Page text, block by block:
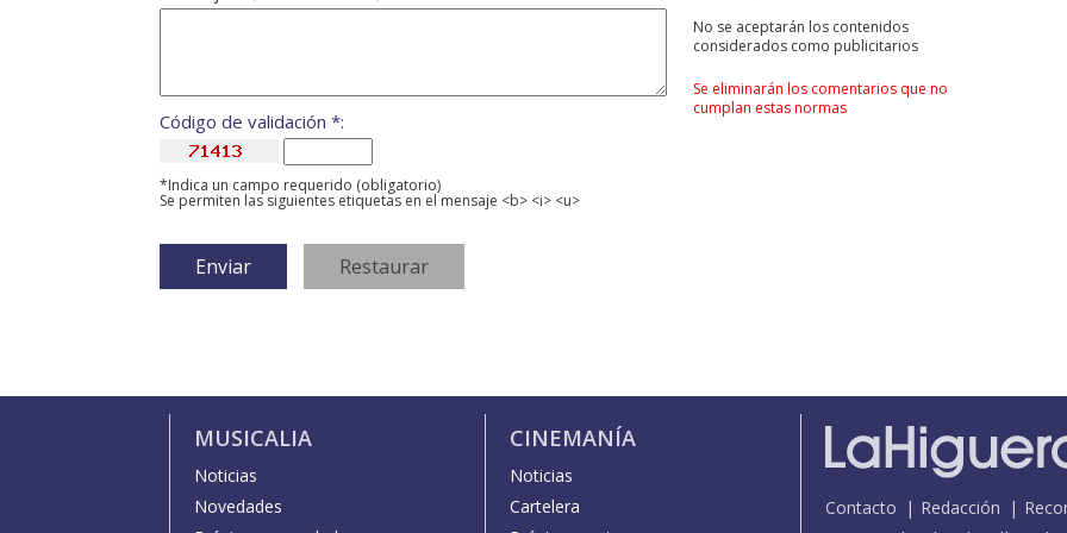
No se aceptarán los contenidos
considerados como publicitarios
Se eliminarán los comentarios que no
cumplan estas normas
Código de validación *:
*Indica un campo requerido (obligatorio)
Se permiten las siguientes etiquetas en el mensaje <b> <i> <u>
MUSICALIA
Noticias
Novedades
CINEMANÍA
Noticias
Cartelera
Contacto Redacción